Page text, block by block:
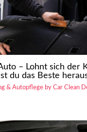
– Lohnt sich der
du das Beste
& Autopflege by Car Clean